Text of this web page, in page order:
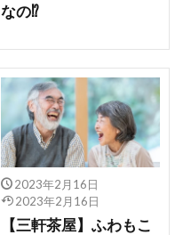
なの⁉
2023年2月16日
2023年2月16日
【三軒茶屋】ふわもこ